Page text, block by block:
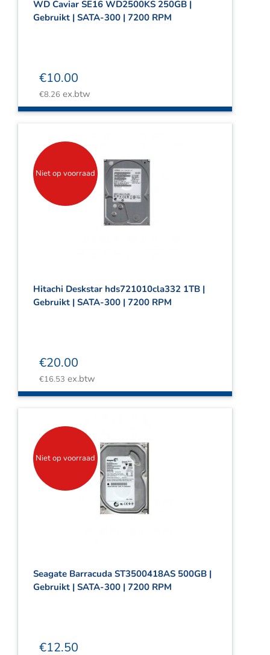
WD Caviar SE16 WD2500KS 250GB |
Gebruikt | SATA-300 | 7200 RPM
€10.00
€8.26 ex.btw
Niet op voorraad
Hitachi Deskstar hds721010cla332 1TB |
Gebruikt | SATA-300 | 7200 RPM
€20.00
€16.53 ex.btw
Niet op voorraad
Seagate Barracuda ST3500418AS 500GB |
Gebruikt | SATA-300 | 7200 RPM
€12.50